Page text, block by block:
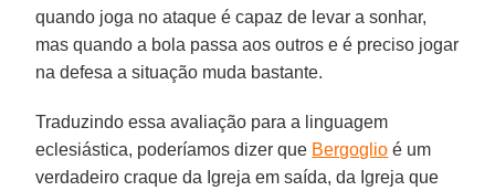
quando joga no ataque é capaz de levar a sonhar,
mas quando a bola passa aos outros e é preciso jogar
na defesa a situação muda bastante.
Traduzindo essa avaliação para a linguagem
eclesiástica, poderíamos dizer que Bergoglio é um
verdadeiro craque da Igreja em saída, da Igreja que